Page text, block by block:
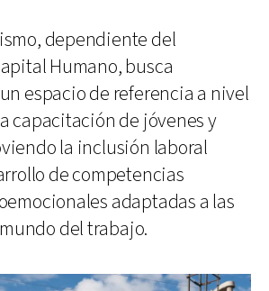
dependiente del
Humano, busca
espacio de referencia a nivel
capacitación de jóvenes y
la inclusión laboral
de competencias
adaptadas a las
del trabajo.